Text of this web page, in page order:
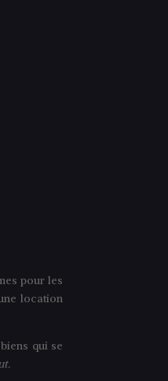
pour les
location
qui se